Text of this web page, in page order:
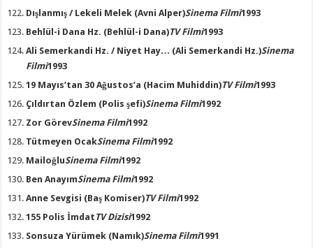
Dışlanmış / Lekeli Melek (Avni Alper)Sinema Filmi1993
Behlül-i Dana Hz. (Behlül-i Dana)TV Filmi1993
Ali Semerkandi Hz. / Niyet Hay… (Ali Semerkandi Hz.)Sinema
Filmi1993
19 Mayıs’tan 30 Ağustos’a (Hacim Muhiddin)TV Filmi1993
Çıldırtan Özlem (Polis şefi)Sinema Filmi1992
Zor GörevSinema Filmi1992
Tütmeyen OcakSinema Filmi1992
MailoğluSinema Filmi1992
Ben AnayımSinema Filmi1992
Anne Sevgisi (Baş Komiser)TV Filmi1992
155 Polis İmdat TV Dizisi1992
Sonsuza Yürümek (Namık)Sinema Filmi1991